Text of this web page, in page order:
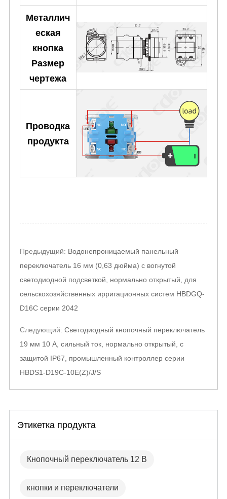
Металлич
еская
кнопка
Размер
чертежа
Проводка
продукта
Post
navigation
Предыдущий: Водонепроницаемый панельный
переключатель 16 мм (0,63 дюйма) с вогнутой
светодиодной подсветкой, нормально открытый, для
сельскохозяйственных ирригационных систем HBDGQ-
D16C серии 2042
Следующий: Светодиодный кнопочный переключатель
19 мм 10 А, сильный ток, нормально открытый, с
защитой IP67, промышленный контроллер серии
HBDS1-D19C-10E(Z)/J/S
Этикетка продукта
Кнопочный переключатель 12 В
кнопки и переключатели